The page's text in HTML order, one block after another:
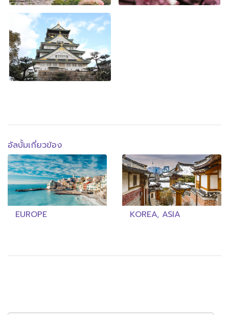
อัลบั้มเกี่ยวข้อง
EUROPE KOREA, ASIA